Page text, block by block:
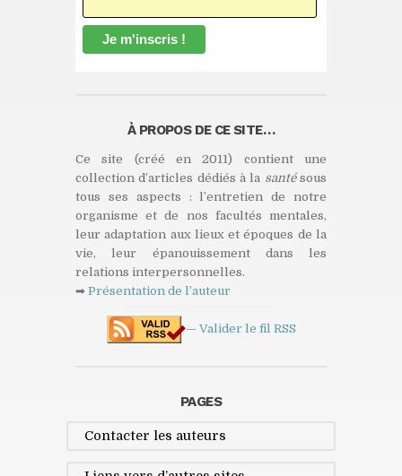
À PROPOS DE CE SITE…
Ce site (créé en 2011) contient une
collection d’articles dédiés à la santésous
tous ses aspects : l’entretien de notre
organisme et de nos facultés mentales,
leur adaptation aux lieux et époques de la
vie, leur épanouissement dans les
relations interpersonnelles.
➡ Présentation de l’auteur
— Valider le fil RSS
PAGES
Contacter les auteurs